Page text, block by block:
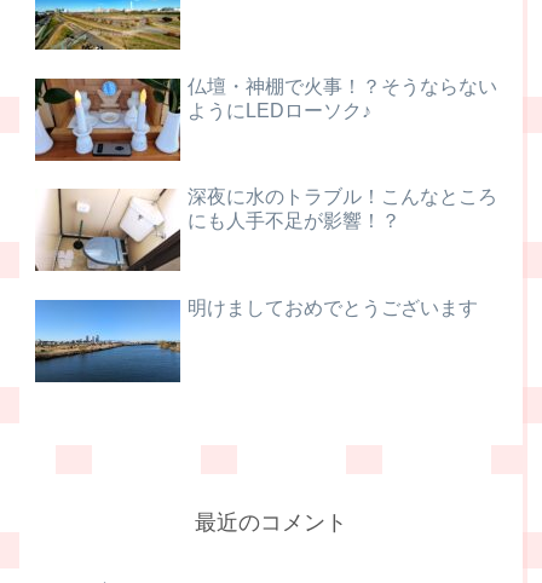
仏壇・神棚で火事！？そうならない
ようにLEDローソク♪
深夜に水のトラブル！こんなところ
にも人手不足が影響！？
明けましておめでとうございます
最近のコメント